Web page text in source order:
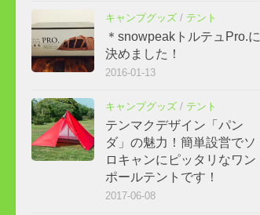
キャンプグッズ / テント
＊snowpeakトルテュPro.に
決めました！
2016-01-13
キャンプグッズ / テント
テンマクデザイン「パン
ダ」の魅力！簡単設営でソ
ロキャンにピッタリなワン
ポールテントです！
2017-06-08